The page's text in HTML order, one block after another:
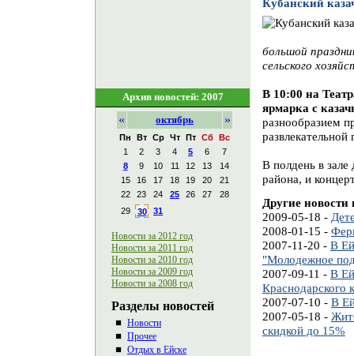
Кубанский
большой
сельского
В 10:00 на
ярмарка с
разнообразием
В полдень в зале
района, и
Другие новости
2009-05-18 -
2008-01-15 -
2007-11-20 - В
"Молодежное
2007-09-11 - В
Краснодарского
2007-07-10 - В
2007-05-18 -
скидкой до 15%
Архив новостей: 2007
« октябрь »
Пн Вт Ср Чт Пт Сб
Вс
1
2 3 4 5 6
7
8
9 10 11 12 13
14
15
16 17 18 19 20
21
22
23 24 25 26 27
28
29
30 31
Новости за 2012 год
Новости за 2011 год
Новости за 2010 год
Новости за 2009 год
Новости за 2008 год
Разделы новостей
Новости
Прочее
Отдых в Ейске